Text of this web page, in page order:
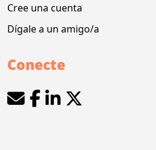
Cree una cuenta
Dígale a un amigo/a
Conecte